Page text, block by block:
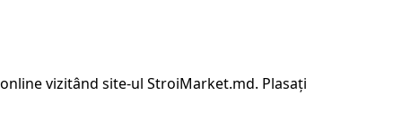
vizitând site-ul StroiMarket.md. Plasați